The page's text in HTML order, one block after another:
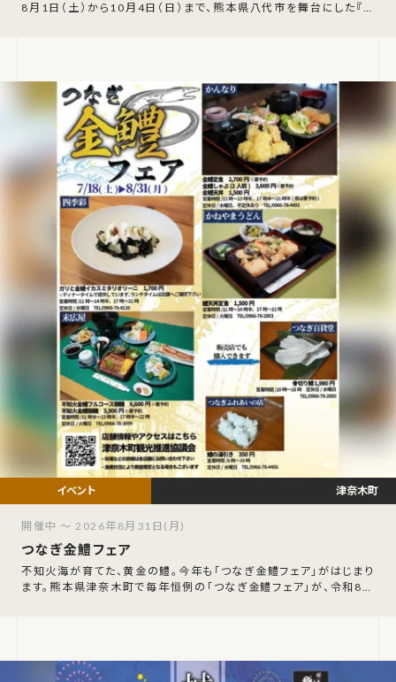
8月1日（土）から10月4日（日）まで、熊本県八代市を舞台にした『ヤ
つなぎ金鱧フェア
不知火海が育てた、黄金の鱧。今年も「つなぎ金鱧フェア」がはじまり
ます。熊本県津奈木町で毎年恒例の「つなぎ金鱧フェア」が、令和8年
津奈木町
開催中 ～ 2026年8月31日(月)